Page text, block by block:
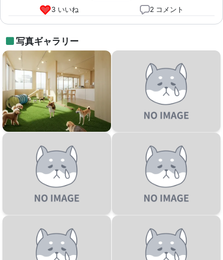
感があります。オープンランに参加しましたが、皆さん
マナーが良くて、うちの子もすぐに馴染んで楽しそうに
ら、毎週でも通いたいくらいです！
3 いいね
2 コメント
写真ギャラリー